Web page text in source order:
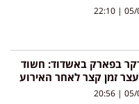
05/
בפארק באשדוד: חשוד
זמן קצר לאחר האירוע
05/